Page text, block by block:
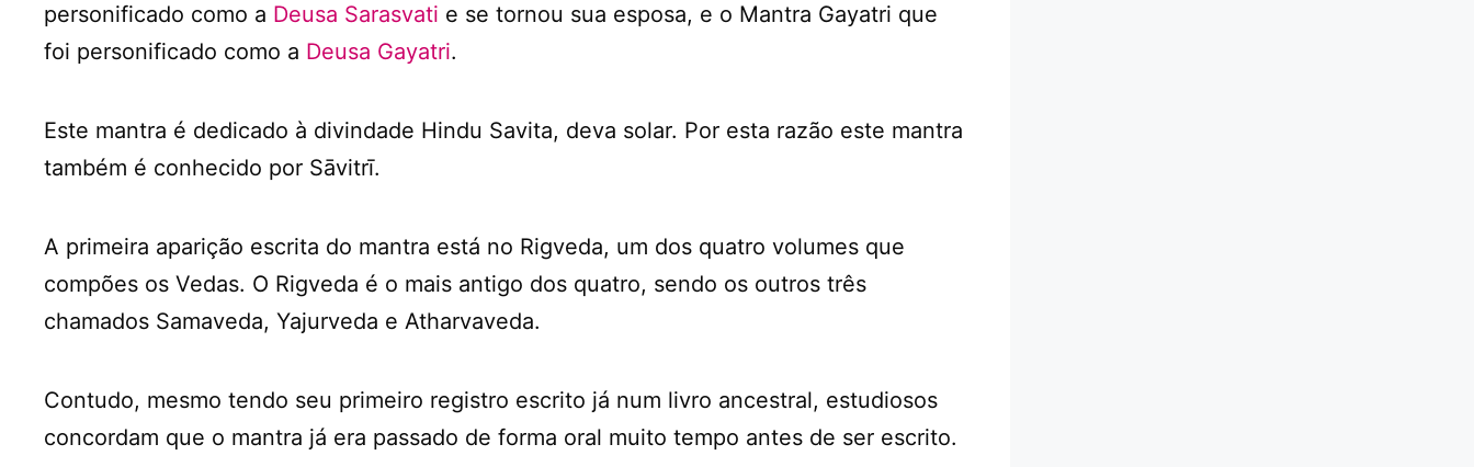
personificado como a Deusa Sarasvati e se tornou sua esposa, e o Mantra Gayatri que
foi personificado como a Deusa Gayatri.
Este mantra é dedicado à divindade Hindu Savita, deva solar. Por esta razão este mantra
também é conhecido por Sāvitrī.
A primeira aparição escrita do mantra está no Rigveda, um dos quatro volumes que
compões os Vedas. O Rigveda é o mais antigo dos quatro, sendo os outros três
chamados Samaveda, Yajurveda e Atharvaveda.
Contudo, mesmo tendo seu primeiro registro escrito já num livro ancestral, estudiosos
concordam que o mantra já era passado de forma oral muito tempo antes de ser escrito.